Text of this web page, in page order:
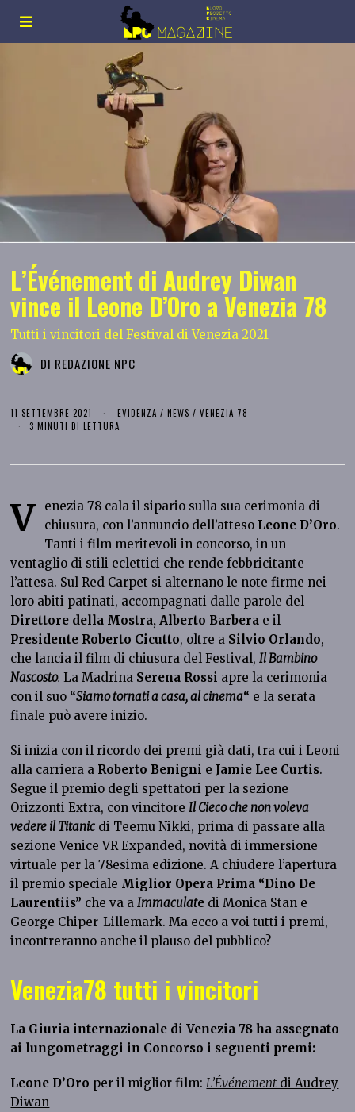
L’Événement di Audrey Diwan
vince il Leone D’Oro a Venezia 78
Tutti i vincitori del Festival di Venezia 2021
DI REDAZIONE NPC
11 SETTEMBRE 2021 EVIDENZA / NEWS / VENEZIA 78
3 MINUTI DI LETTURA
V
enezia 78 cala il sipario sulla sua cerimonia di
chiusura, con l’annuncio dell’atteso Leone D’Oro.
Tanti i film meritevoli in concorso, in un
ventaglio di stili eclettici che rende febbricitante
l’attesa. Sul Red Carpet si alternano le note firme nei
loro abiti patinati, accompagnati dalle parole del
Direttore della Mostra, Alberto Barbera e il
Presidente Roberto Cicutto, oltre a Silvio Orlando,
che lancia il film di chiusura del Festival, Il Bambino
Nascosto. La Madrina Serena Rossi apre la cerimonia
con il suo “Siamo tornati a casa, al cinema“ e la serata
finale può avere inizio.
Si inizia con il ricordo dei premi già dati, tra cui i Leoni
alla carriera a Roberto Benigni e Jamie Lee Curtis.
Segue il premio degli spettatori per la sezione
Orizzonti Extra, con vincitoreIl Cieco che non voleva
vedere il Titanic di Teemu Nikki, prima di passare alla
sezione Venice VR Expanded, novità di immersione
virtuale per la 78esima edizione. A chiudere l’apertura
il premio speciale Miglior Opera Prima “Dino De
Laurentiis” che va aImmaculate di Monica Stan e
George Chiper-Lillemark. Ma ecco a voi tutti i premi,
incontreranno anche il plauso del pubblico?
Venezia78 tutti i vincitori
La Giuria internazionale di Venezia 78 ha assegnato
ai lungometraggi in Concorso i seguenti premi:
Leone D’Oro per il miglior film: L’Événement di Audrey
Diwan